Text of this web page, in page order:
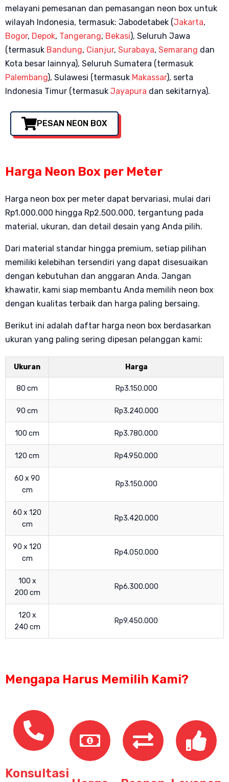
melayani pemesanan dan pemasangan neon box untuk
wilayah Indonesia, termasuk: Jabodetabek (Jakarta,
Bogor, Depok, Tangerang, Bekasi), Seluruh Jawa
(termasuk Bandung, Cianjur, Surabaya, Semarang dan
Kota besar lainnya), Seluruh Sumatera (termasuk
Palembang), Sulawesi (termasuk Makassar), serta
Indonesia Timur (termasuk Jayapura dan sekitarnya).
PESAN NEON BOX
Harga Neon Box per Meter
Harga neon box per meter dapat bervariasi, mulai dari
Rp1.000.000 hingga Rp2.500.000, tergantung pada
material, ukuran, dan detail desain yang Anda pilih.
Dari material standar hingga premium, setiap pilihan
memiliki kelebihan tersendiri yang dapat disesuaikan
dengan kebutuhan dan anggaran Anda. Jangan
khawatir, kami siap membantu Anda memilih neon box
dengan kualitas terbaik dan harga paling bersaing.
Berikut ini adalah daftar harga neon box berdasarkan
ukuran yang paling sering dipesan pelanggan kami:
Ukuran Harga
80 cm Rp3.150.000
90 cm Rp3.240.000
100 cm Rp3.780.000
120 cm Rp4.950.000
60 x 90
cm
Rp3.150.000
60 x 120
cm
Rp3.420.000
90 x 120
cm
Rp4.050.000
100 x
200 cm
Rp6.300.000
120 x
240 cm
Rp9.450.000
Mengapa Harus Memilih Kami?
Konsultasi